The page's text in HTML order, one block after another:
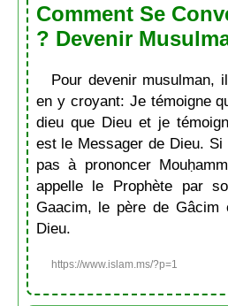
Comment Se
? Devenir
Pour devenir musulman,
en y croyant: Je témoigne
dieu que Dieu et je
est le Messager de Dieu. Si
pas à prononcer
appelle le Prophète par
Gaacim, le père de Gâcim
Dieu.
https://www.islam.ms/?p=1